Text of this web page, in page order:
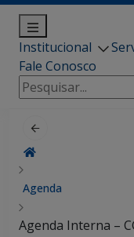
Institucional
Fale Conosco
Pesquisar
por:
Agenda
Agenda Interna –